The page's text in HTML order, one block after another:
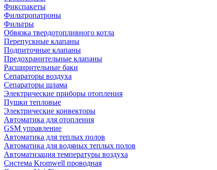
Фикспакеты
Фильтропатроны
Фильтры
Обвязка твердотопливного котла
Перепускные клапаны
Подпиточные клапаны
Предохранительные клапаны
Расширительные баки
Сепараторы воздуха
Сепараторы шлама
Электрические приборы отопления
Пушки тепловые
Электрические конвекторы
Автоматика для отопления
GSM управление
Автоматика для теплых полов
Автоматика для водяных теплых полов
Автоматизация температуры воздуха
Система Kromwell проводная